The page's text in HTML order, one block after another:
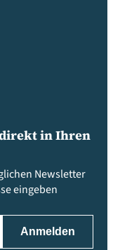
in Ihren
Newsletter
eingeben